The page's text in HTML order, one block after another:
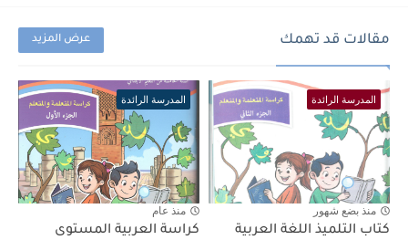
مقالات قد تهمك عرض المزيد
المدرسة الرائدة
منذ بضع شهور
كتاب التلميذ اللغة العربية
المدرسة الرائدة
منذ عام
كراسة العربية المستوى